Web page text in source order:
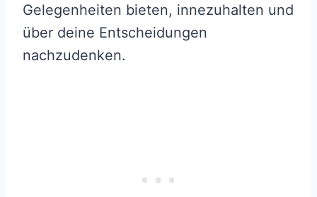
Gelegenheiten bieten, innezuhalten und
über deine Entscheidungen
nachzudenken.